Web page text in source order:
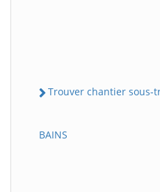
Trouver chantier sous-
BAINS